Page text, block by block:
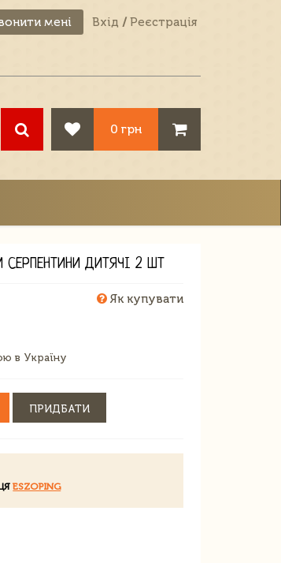
мені Вхід / Реєстрація
0 грн
СЕРПЕНТИНИ ДИТЯЧІ 2 ШТ
Як купувати
в Україну
ПРИДБАТИ
ESZOPING